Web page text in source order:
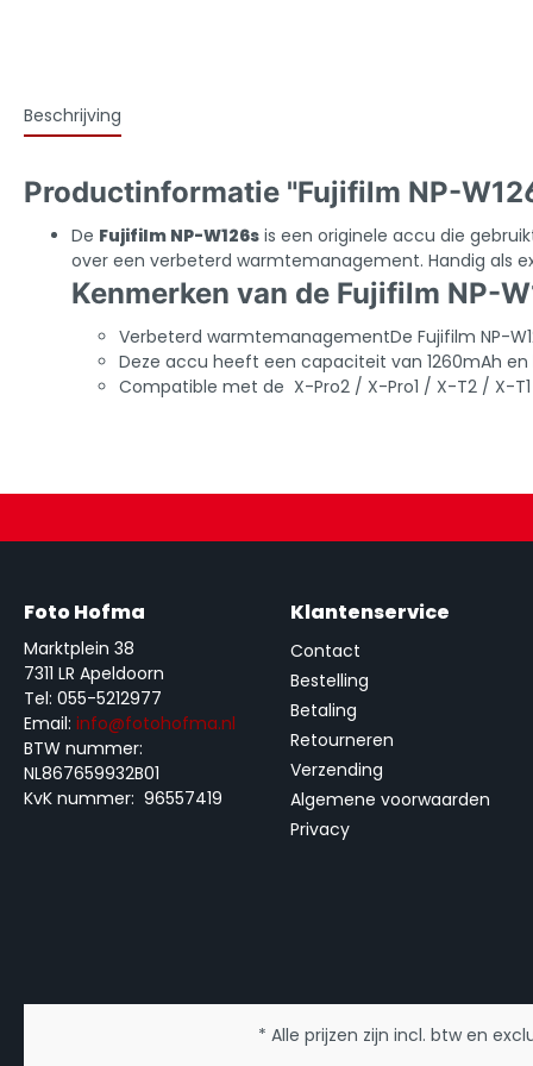
Beschrijving
Productinformatie "Fujifilm NP-
De Fujifilm NP-W126s is een originele accu die
over een verbeterd warmtemanagement. Handig als
Kenmerken van de Fujifilm NP-
Verbeterd warmtemanagementDe Fujifilm NP-
Deze accu heeft een capaciteit van 1260mAh
Compatible met de X-Pro2 / X-Pro1 / X-T2 / X-T1
Foto Hofma
Marktplein 38
7311 LR Apeldoorn
Tel: 055-5212977
Email: info@fotohofma.nl
BTW nummer:
NL867659932B01
KvK nummer: 96557419
Klantenservice
Contact
Bestelling
Betaling
Retourneren
Verzending
Algemene voorwaarden
Privacy
* Alle prijzen zijn incl. btw en